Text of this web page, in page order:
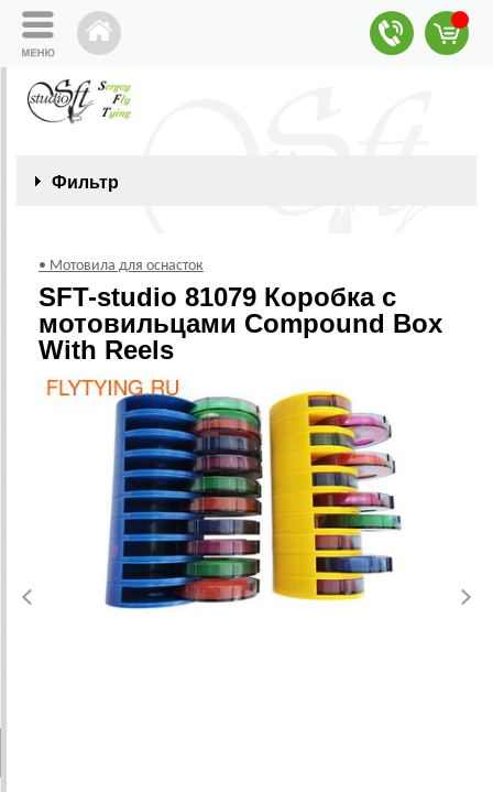
Фильтр
• Мотовила для оснасток
SFT-studio 81079 Коробка с
мотовильцами Compound Box
With Reels